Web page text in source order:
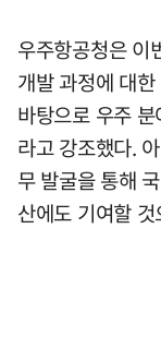
우주항공청은 이
개발 과정에 대
바탕으로 우주
라고 강조했다.
무 발굴을 통해
산에도 기여할